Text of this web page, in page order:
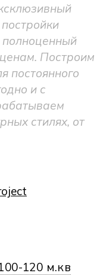
Построим
постоянного
и с
стилях, от
120 м.кв